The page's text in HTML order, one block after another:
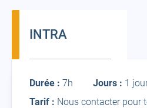
INTRA
IntraDurée : 7h Jours : 1
Tarif : Nous contacter pour